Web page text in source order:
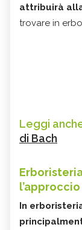
attribuirà
trovare in
Leggi
di Bach
In